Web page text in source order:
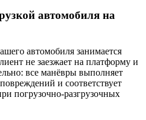
автомобиля на
автомобиля занимается
не заезжает на платформу и
все манёвры выполняет
и соответствует
погрузочно-разгрузочных